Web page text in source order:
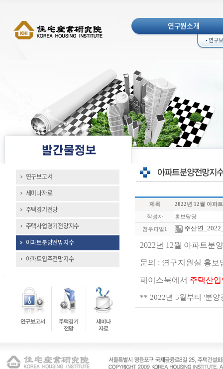
연구원소개
연구
연구보고서
세미나자료
주택경기전망
주택사업경기전망지수
아파트분양전망지수
아파트입주전망지수
제목 2022년 12월 아파
작성자 홍보담당
첨부파일1 주산연
2022년 12월 아파트분
문의 : 연구지원실 홍보
페이스북에서 주택산
** 2022년 5월부터 '분양